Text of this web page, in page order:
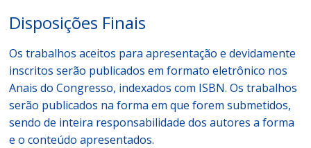
Disposições Finais
Os trabalhos aceitos para apresentação e devidamente
inscritos serão publicados em formato eletrônico nos
Anais do Congresso, indexados com ISBN. Os trabalhos
serão publicados na forma em que forem submetidos,
sendo de inteira responsabilidade dos autores a forma
e o conteúdo apresentados.